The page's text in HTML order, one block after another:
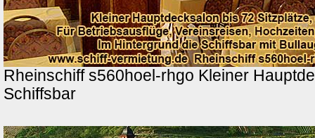
Rheinschiff s560hoel-rhgo Kleiner
Schiffsbar